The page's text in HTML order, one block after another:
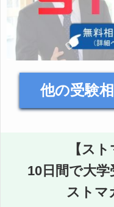
他の受験
【ス
10日間で大学
ストマ